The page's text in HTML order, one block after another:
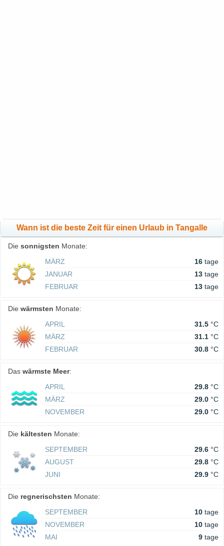
Wann ist die beste Zeit für einen Urlaub in Tangalle
Die sonnigsten Monate:
MÄRZ
16 tage
JANUAR
13 tage
FEBRUAR
13 tage
Die wärmsten Monate:
APRIL
31.5 °C
MÄRZ
31.1 °C
FEBRUAR
30.8 °C
Das wärmste Meer:
APRIL
29.8 °C
MÄRZ
29.0 °C
NOVEMBER
29.0 °C
Die kältesten Monate:
SEPTEMBER
29.6 °C
AUGUST
29.8 °C
JUNI
29.9 °C
Die regnerischsten Monate:
SEPTEMBER
10 tage
NOVEMBER
10 tage
MAI
9 tage